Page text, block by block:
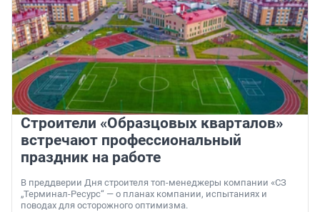
Строители «Образцовых кварталов»
встречают профессиональный
праздник на работе
В преддверии Дня строителя топ-менеджеры компании «СЗ
„Терминал-Ресурс“ — о планах компании, испытаниях и
поводах для осторожного оптимизма.